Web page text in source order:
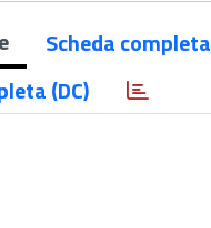
Scheda completa
(DC)